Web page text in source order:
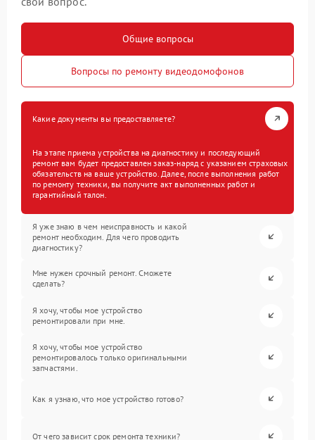
Общие вопросы
Вопросы по ремонту видеодомофонов
Какие документы вы предоставляете?
На этапе приема устройства на диагностику и последующий
ремонт вам будет предоставлен заказ-наряд с указанием страховых
обязательств на ваше устройство. Далее, после выполнения работ
по ремонту техники, вы получите акт выполненных работ и
гарантийный талон.
Я уже знаю в чем неисправность и какой
ремонт необходим. Для чего проводить
диагностику?
Мне нужен срочный ремонт. Сможете
сделать?
Я хочу, чтобы мое устройство
ремонтировали при мне.
Я хочу, чтобы мое устройство
ремонтировалось только оригинальными
запчастями.
Как я узнаю, что мое устройство готово?
От чего зависит срок ремонта техники?